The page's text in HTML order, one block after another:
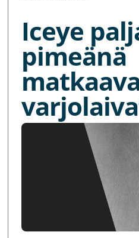
Iceye
pimeänä